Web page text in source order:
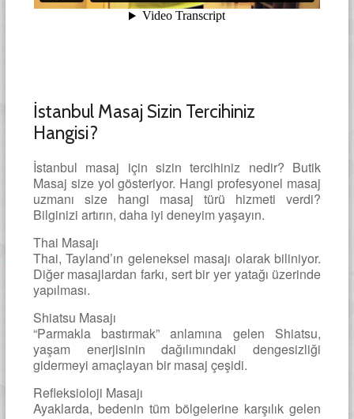
İstanbul Masaj Sizin Tercihiniz
Hangisi?
İstanbul masaj için sizin tercihiniz nedir? Butik
Masaj size yol gösteriyor. Hangi profesyonel masaj
uzmanı size hangi masaj türü hizmeti verdi?
Bilginizi artırın, daha iyi deneyim yaşayın.
Thai Masajı
Thai, Tayland’ın geleneksel masajı olarak biliniyor.
Diğer masajlardan farkı, sert bir yer yatağı üzerinde
yapılması.
Shiatsu Masajı
“Parmakla bastırmak” anlamına gelen Shiatsu,
yaşam enerjisinin dağılımındaki dengesizliği
gidermeyi amaçlayan bir masaj çeşidi.
Refleksioloji Masajı
Ayaklarda, bedenin tüm bölgelerine karşılık gelen